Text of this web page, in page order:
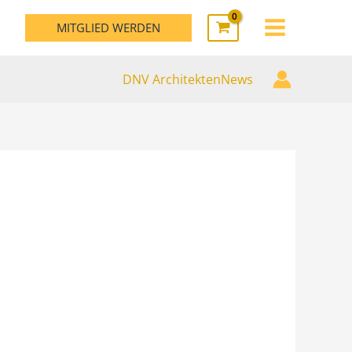
MITGLIED WERDEN
MAIN
DNV ArchitektenNews